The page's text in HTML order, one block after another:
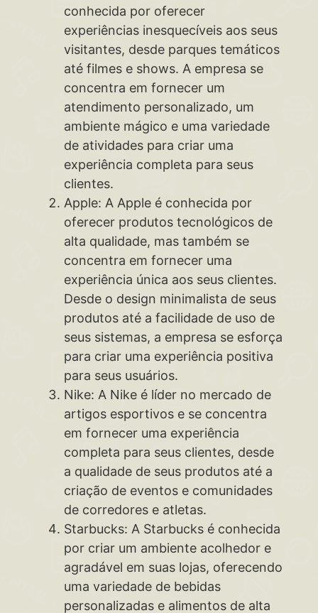
conhecida por oferecer
experiências inesquecíveis aos seus
visitantes, desde parques temáticos
até filmes e shows. A empresa se
concentra em fornecer um
atendimento personalizado, um
ambiente mágico e uma variedade
de atividades para criar uma
experiência completa para seus
clientes.
Apple: A Apple é conhecida por
oferecer produtos tecnológicos de
alta qualidade, mas também se
concentra em fornecer uma
experiência única aos seus clientes.
Desde o design minimalista de seus
produtos até a facilidade de uso de
seus sistemas, a empresa se esforça
para criar uma experiência positiva
para seus usuários.
Nike: A Nike é líder no mercado de
artigos esportivos e se concentra
em fornecer uma experiência
completa para seus clientes, desde
a qualidade de seus produtos até a
criação de eventos e comunidades
de corredores e atletas.
Starbucks: A Starbucks é conhecida
por criar um ambiente acolhedor e
agradável em suas lojas, oferecendo
uma variedade de bebidas
personalizadas e alimentos de alta